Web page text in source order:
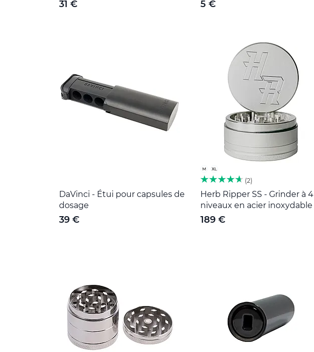
31 € 5 €
DaVinci - Étui pour capsules de
dosage
39 €
2
Herb Ripper SS - Grinder à 4
niveaux en acier inoxydable
189 €